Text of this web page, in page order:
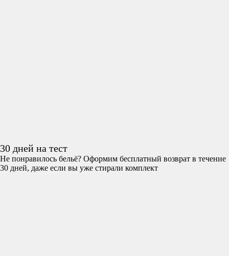
30 дней на тест
Не понравилось бельё? Оформим бесплатный возврат в течение
30 дней, даже если вы уже стирали комплект